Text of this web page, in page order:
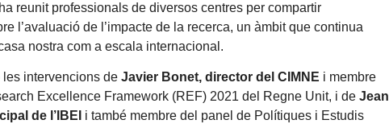
reunit professionals de diversos centres per compartir
l’avaluació de l’impacte de la recerca, un àmbit que continua
nostra com a escala internacional.
les intervencions de Javier Bonet, director del CIMNE i membre
Excellence Framework (REF) 2021 del Regne Unit, i de Jean
de l’IBEI i també membre del panel de Polítiques i Estudis